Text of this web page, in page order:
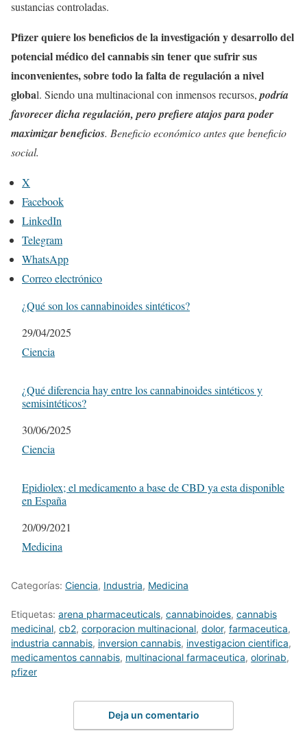
sustancias controladas.
Pfizer quiere los beneficios de la investigación y desarrollo del
potencial médico del cannabis sin tener que sufrir sus
inconvenientes, sobre todo la falta de regulación a nivel
global. Siendo una multinacional con inmensos recursos, podría
favorecer dicha regulación, pero prefiere atajos para poder
maximizar beneficios. Beneficio económico antes que beneficio
social.
X
Facebook
LinkedIn
Telegram
WhatsApp
Correo electrónico
¿Qué son los cannabinoides sintéticos?
Fecha
29/04/2025
Respecto a
Ciencia
¿Qué diferencia hay entre los cannabinoides sintéticos y
semisintéticos?
Fecha
30/06/2025
Respecto a
Ciencia
Epidiolex; el medicamento a base de CBD ya esta disponible
en España
Fecha
20/09/2021
Respecto a
Medicina
Categorías: Ciencia, Industria, Medicina
Etiquetas: arena pharmaceuticals, cannabinoides, cannabis
medicinal, cb2, corporacion multinacional, dolor, farmaceutica,
industria cannabis, inversion cannabis, investigacion cientifica,
medicamentos cannabis, multinacional farmaceutica, olorinab,
pfizer
Deja un comentario